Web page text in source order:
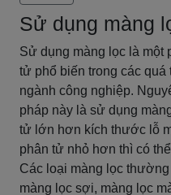
Sử dụng màng
Sử dụng màng lọc là một
tử phổ biến trong các quá
ngành công nghiệp.
pháp này là sử dụng
tử lớn hơn kích thước lỗ
phân tử nhỏ hơn thì có
Các loại màng lọc
màng lọc sợi, màng lọc